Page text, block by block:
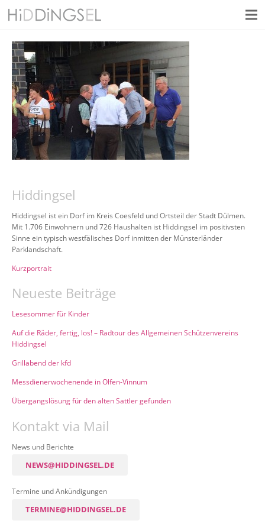
Hiddingsel
Hiddingsel ist ein Dorf im Kreis Coesfeld und Ortsteil der Stadt Dülmen.
Mit 1.706 Einwohnern und 726 Haushalten ist Hiddingsel im positivsten
Sinne ein typisch westfälisches Dorf inmitten der Münsterländer
Parklandschaft.
Kurzportrait
Neueste Beiträge
Lesesommer für Kinder
Auf die Räder, fertig, los! – Radtour des Allgemeinen Schützenvereins
Hiddingsel
Grillabend der kfd
Messdienerwochenende in Olfen-Vinnum
Übergangslösung für den alten Sattler gefunden
Kontakt via Mail
News und Berichte
NEWS@HIDDINGSEL.DE
Termine und Ankündigungen
TERMINE@HIDDINGSEL.DE